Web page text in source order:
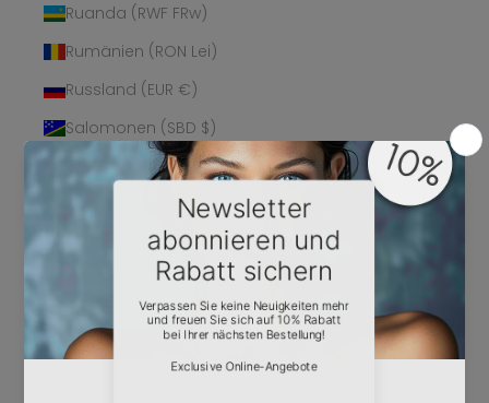
Ruanda (RWF FRw)
Rumänien (RON Lei)
Russland (EUR €)
Salomonen (SBD $)
Sambia (EUR €)
Samoa (WST T)
San Marino (EUR €)
São Tomé und
Príncipe (STD Db)
Saudi-Arabien (SAR